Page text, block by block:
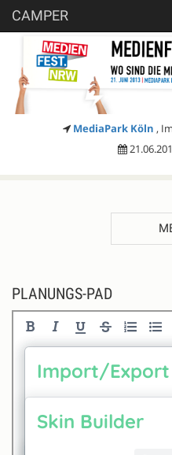
CAMPER
MediaPark Köln ,
PLANUNGS-PAD